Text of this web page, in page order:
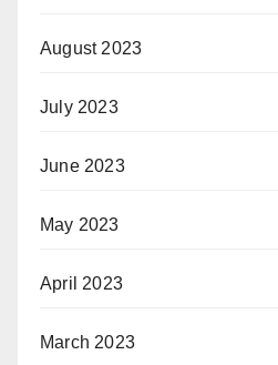
August 2023
July 2023
June 2023
May 2023
April 2023
March 2023